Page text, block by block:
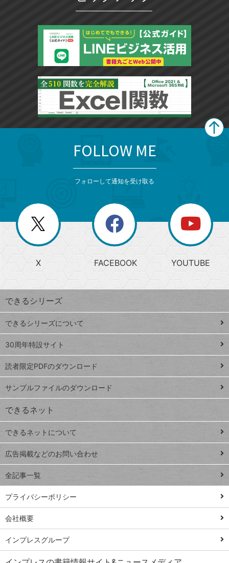
じ
る
search
検
索
上
昇
ワ
ー
ド
Google
スプレ
ッドシ
ート
iPhone
VLOOKUP
close
閉じ
る
閉
じ
る
ー
か
ら
探
す
ト
ッ
プ
ペ
ジ
連載
Excel Q&A
トイアンナ流仕
事術
PowerAutomate
ではじめる業務
の完全自動化
AI議事録作成術
Windows 11
Q&A
FOLLOW ME
フォローして通知を受け取る
X FACEBOOK YOUTUBE
できるシリーズ
できるシリーズについて
30周年特設サイト
読者限定PDFのダウンロード
サンプルファイルのダウンロード
できるネット
できるネットについて
広告掲載などのお問い合わせ
全記事一覧
プライバシーポリシー
会社概要
インプレスグループ